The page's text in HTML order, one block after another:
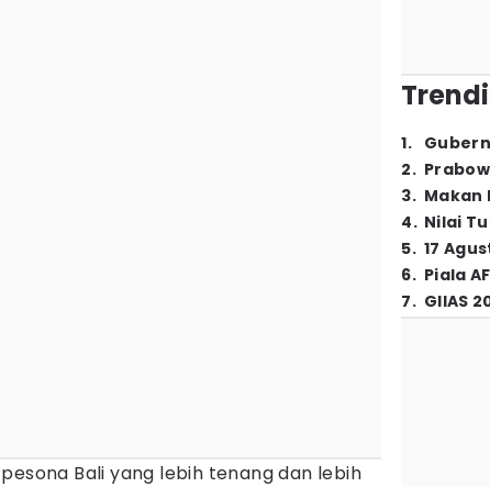
Bali yang lebih tenang dan lebih
1.
2.
3. Makan
4. Nilai
5. 17
6. Piala
7. GIIAS